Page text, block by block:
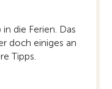
die Ferien. Das
doch einiges an
Tipps.